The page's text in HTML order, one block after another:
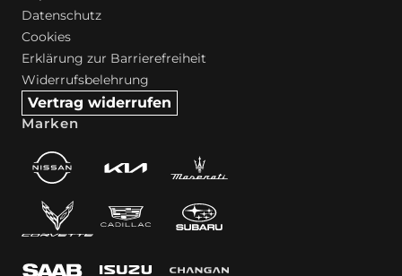
Datenschutz
Cookies
Erklärung zur Barrierefreiheit
Widerrufsbelehrung
Vertrag widerrufen
Marken